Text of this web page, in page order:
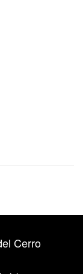
Cerro